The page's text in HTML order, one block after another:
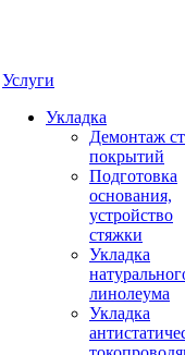
Услуги
Укладка
Демонтаж
покрытий
Подготовка
основания,
устройство
стяжки
Укладка
линолеума
Укладка